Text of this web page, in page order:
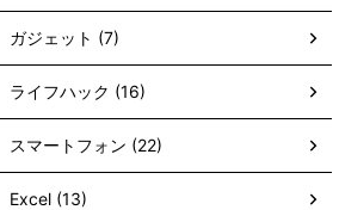
ガジェット (7)
ライフハック (16)
スマートフォン (22)
Excel (13)